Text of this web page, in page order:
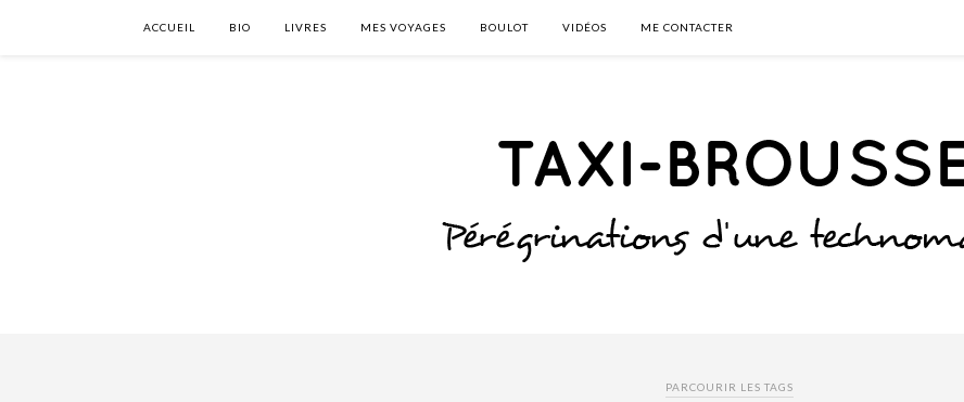
ACCUEIL BIO LIVRES MES VOYAGES BOULOT VIDÉOS ME CONTACTER
PARCOURIR LES TAGS